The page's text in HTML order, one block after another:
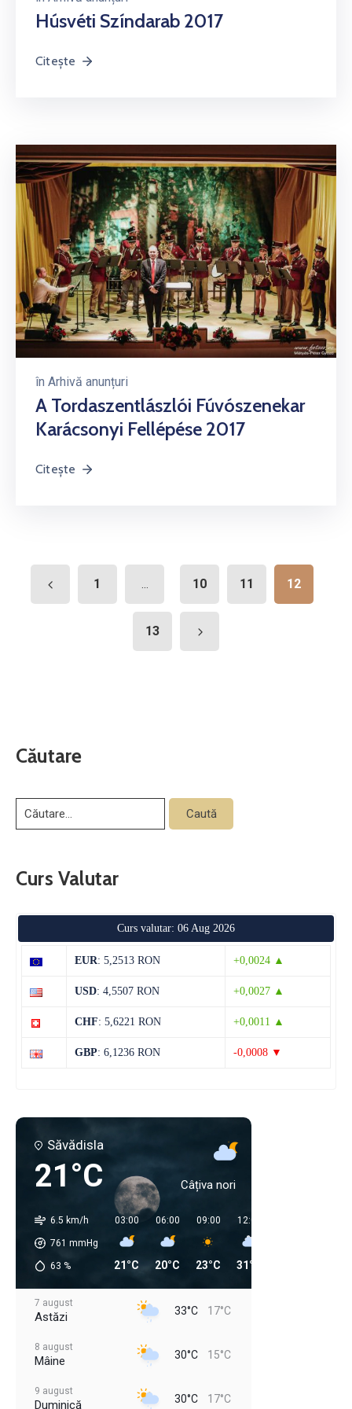
Húsvéti Színdarab 2017
Citește
în Arhivă anunțuri
A Tordaszentlászlói Fúvószenekar
Karácsonyi Fellépése 2017
Citește
1 ... 10 11 12
13
Căutare
Curs Valutar
Curs valutar: 06 Aug 2026
EUR: 5,2513 RON +0,0024 ▲
USD: 4,5507 RON +0,0027 ▲
CHF: 5,6221 RON +0,0011 ▲
GBP: 6,1236 RON -0,0008 ▼
Săvădisla
21°C Câțiva nori
6.5 km/h
761 mmHg
63 %
03:00
21°C
06:00
20°C
09:00
23°C
12:00
31°C
7 august
Astăzi 33°C 17°C
8 august
Mâine 30°C 15°C
9 august
Duminică 30°C 17°C